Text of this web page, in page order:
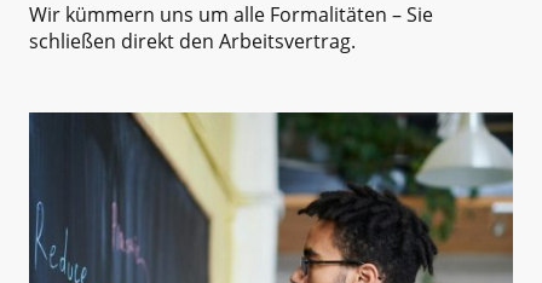
Wir kümmern uns um alle Formalitäten – Sie
schließen direkt den Arbeitsvertrag.